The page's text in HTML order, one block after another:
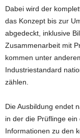
Dabei wird der
das Konzept bis zur
abgedeckt, inklusive
Zusammenarbeit mit
kommen unter
Industriestandard
zählen.
Die Ausbildung endet
in der die Prüflinge
Informationen zu den